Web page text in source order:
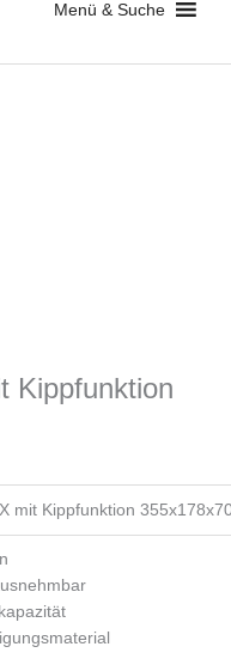
Menü & Suche
Kippfunktion
mit Kippfunktion